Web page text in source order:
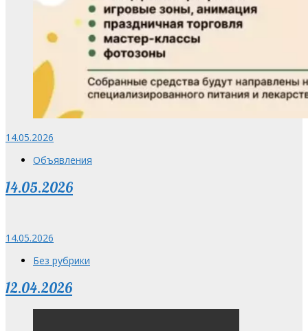
14.05.2026
Объявления
14.05.2026
14.05.2026
Без рубрики
12.04.2026